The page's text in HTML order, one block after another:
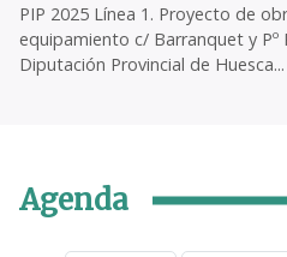
PIP 2025 Línea 1. Proyecto de
equipamiento c/ Barranquet y Pº
Diputación Provincial de Huesca...
Agenda